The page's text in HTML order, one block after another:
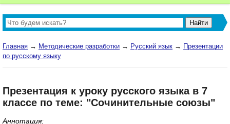
Главная → Методические разработки → Русский язык → Презентации
по русскому языку
Презентация к уроку русского языка в 7
классе по теме: "Сочинительные союзы"
Аннотация: